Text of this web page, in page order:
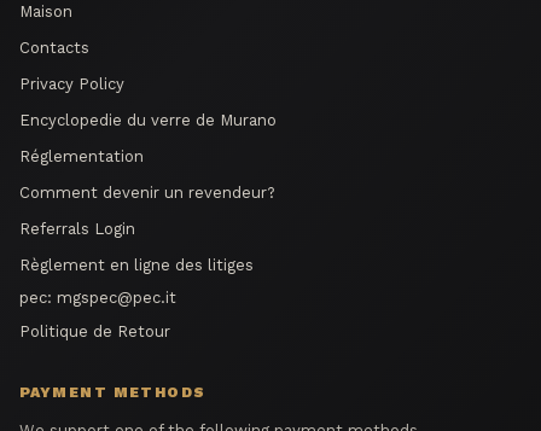
Maison
Contacts
Privacy Policy
Encyclopedie du verre de Murano
Réglementation
Comment devenir un revendeur?
Referrals Login
Règlement en ligne des litiges
pec: mgspec@pec.it
Politique de Retour
PAYMENT METHODS